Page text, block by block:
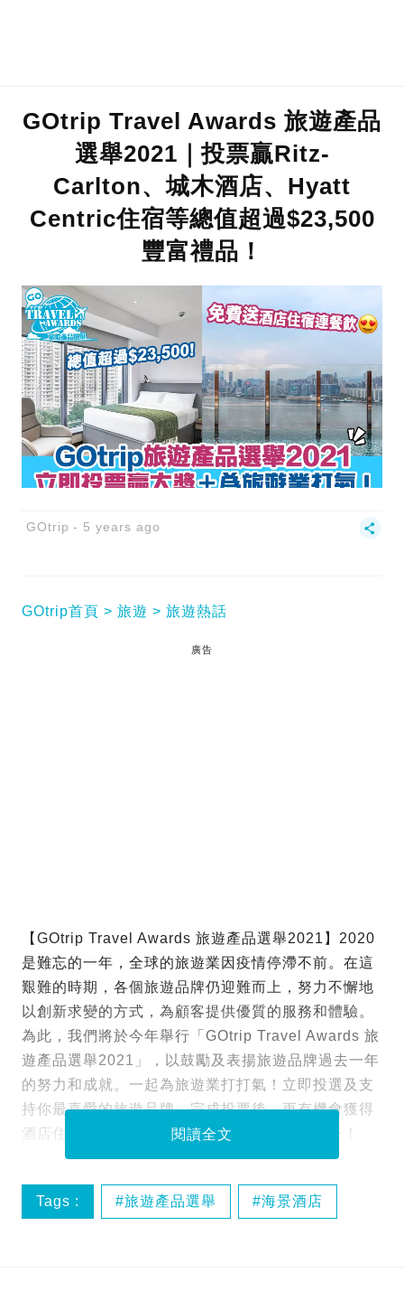
GOtrip Travel Awards 旅遊產品
選舉2021｜投票贏Ritz-
Carlton、城木酒店、Hyatt
Centric住宿等總值超過$23,500
豐富禮品！
GOtrip 5 years ago
GOtrip首頁 旅遊 旅遊熱話
廣告
【GOtrip Travel Awards 旅遊產品選舉2021】2020
是難忘的一年，全球的旅遊業因疫情停滯不前。在這
艱難的時期，各個旅遊品牌仍迎難而上，努力不懈地
以創新求變的方式，為顧客提供優質的服務和體驗。
為此，我們將於今年舉行「GOtrip Travel Awards 旅
遊產品選舉2021」，以鼓勵及表揚旅遊品牌過去一年
的努力和成就。一起為旅遊業打打氣！立即投選及支
持你最喜愛的旅遊品牌，完成投票後，更有機會獲得
酒店住宿套票等豐富獎品！期待重新出發的日子！
閱讀全文
Tags : 旅遊產品選舉 海景酒店